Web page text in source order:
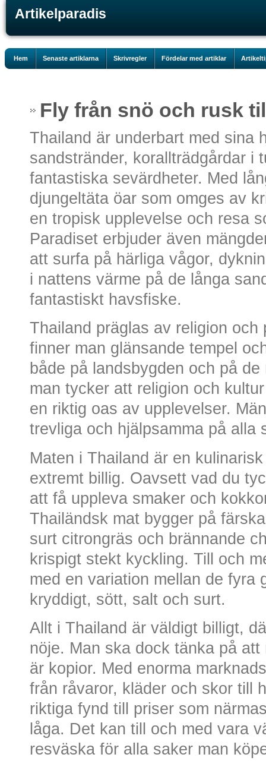
Artikelparadis
Hem Senaste artiklarna Skrivregler Fördelar med artiklar
Fly från snö och rusk
Thailand är underbart med sina
sandstränder, korallträdgårdar i
fantastiska sevärdheter. Med
djungeltäta öar som omges av
en tropisk upplevelse och resa
Paradiset erbjuder även
att surfa på härliga vågor,
i nattens värme på de långa
fantastiskt havsfiske.
Thailand präglas av religion
finner man glänsande tempel
både på landsbygden och på
man tycker att religion och
en riktig oas av upplevelser.
trevliga och hjälpsamma på alla
Maten i Thailand är en
extremt billig. Oavsett vad du
att få uppleva smaker och
Thailändsk mat bygger på
surt citrongräs och brännande
krispigt stekt kyckling. Till och
med en variation mellan de fyra
kryddigt, sött, salt och surt.
Allt i Thailand är väldigt billigt,
nöje. Man ska dock tänka på
är kopior. Med enorma
från råvaror, kläder och skor till
riktiga fynd till priser som
låga. Det kan till och med vara
resväska för alla saker man